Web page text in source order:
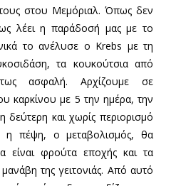
στου Μεμόριαλ. Όπως δεν
λέει η παράδοσή μας με το
το ανέλυσε ο Krebs με τη
τα κουκούτσια από
ασφαλή. Αρχίζουμε σε
καρκίνου με 5 την ημέρα, την
και χωρίς περιορισμό
η πέψη, ο μεταβολισμός, θα
είναι φρούτα εποχής και τα
της γειτονιάς. Από αυτό